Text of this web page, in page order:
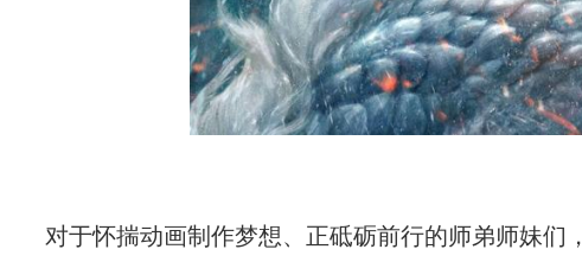
对于怀揣动画制作梦想、正砥砺前行的师弟师妹们